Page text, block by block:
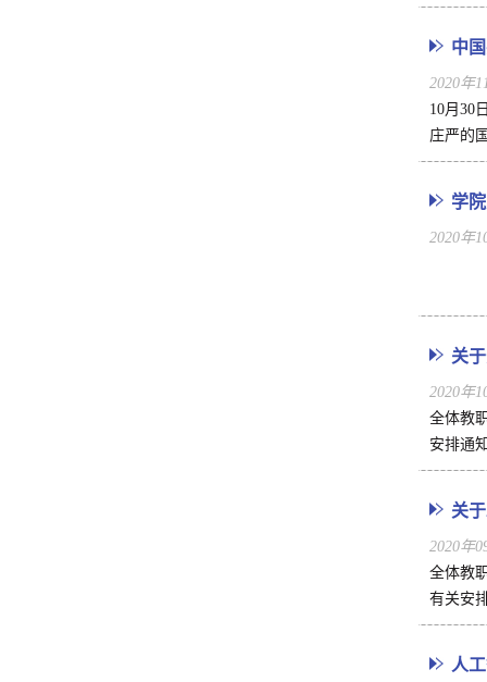
中
2020年
10月30
庄严的
学
2020年
关
2020年
全体教
安排通
关
2020年
全体教
有关安
人